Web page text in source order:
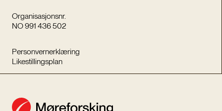
Organisasjonsnr.
NO 991 436 502
Personvernerklæring
Likestillingsplan